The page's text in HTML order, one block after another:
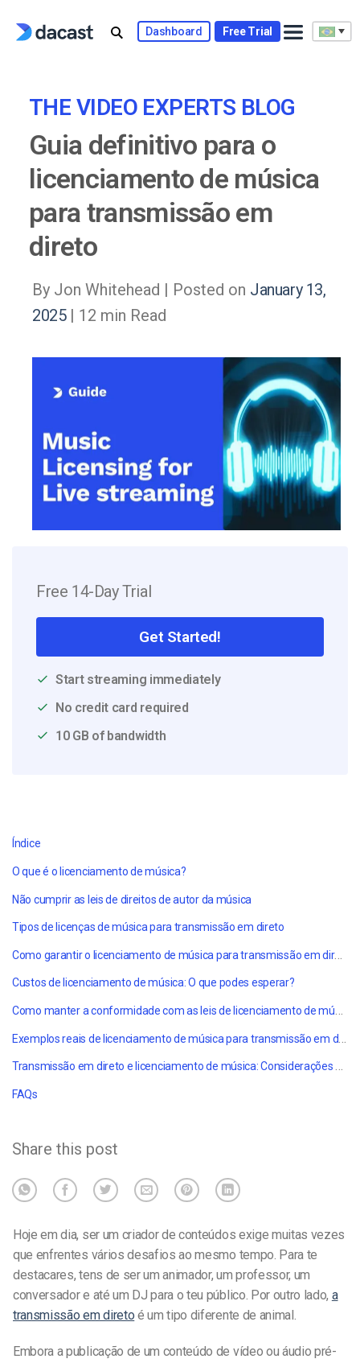
Dashboard Free Trial
THE VIDEO EXPERTS BLOG
Guia definitivo para o
licenciamento de música
para transmissão em
direto
By Jon Whitehead | Posted on January 13,
2025| 12 min Read
Free 14-Day Trial
Get Started!
Start streaming immediately
No credit card required
10 GB of bandwidth
Índice
O que é o licenciamento de música?
Não cumprir as leis de direitos de autor da música
Tipos de licenças de música para transmissão em direto
Como garantir o licenciamento de música para transmissão em direto
Custos de licenciamento de música: O que podes esperar?
Como manter a conformidade com as leis de licenciamento de música
Transmissão em direto e licenciamento de música: Considerações finais
FAQs
Share this post
Hoje em dia, ser um criador de conteúdos exige muitas vezes
que enfrentes vários desafios ao mesmo tempo. Para te
destacares, tens de ser um animador, um professor, um
conversador e até um DJ para o teu público. Por outro lado, a
transmissão em direto é um tipo diferente de animal.
Embora a publicação de um conteúdo de vídeo ou áudio pré-